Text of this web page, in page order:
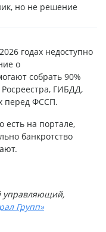
но не решение
годах недоступно
о
собрать 90%
ГИБДД,
перед ФССП.
есть на портале,
банкротство
управляющий,
Групп»